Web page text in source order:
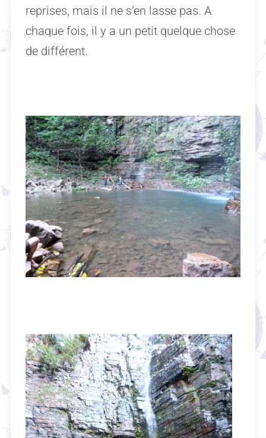
reprises, mais il ne s’en lasse pas. A
chaque fois, il y a un petit quelque chose
de différent.